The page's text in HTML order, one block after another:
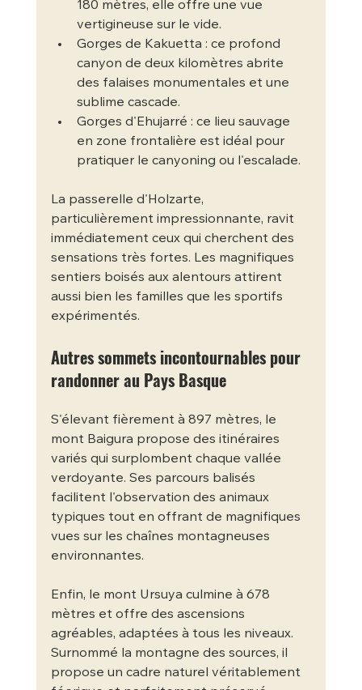
180 mètres, elle offre une vue
vertigineuse sur le vide.
Gorges de Kakuetta : ce profond
canyon de deux kilomètres abrite
des falaises monumentales et une
sublime cascade.
Gorges d'Ehujarré : ce lieu sauvage
en zone frontalière est idéal pour
pratiquer le canyoning ou l'escalade.
La passerelle d'Holzarte,
particulièrement impressionnante, ravit
immédiatement ceux qui cherchent des
sensations très fortes. Les magnifiques
sentiers boisés aux alentours attirent
aussi bien les familles que les sportifs
expérimentés.
Autres sommets incontournables pour
randonner au Pays Basque
S'élevant fièrement à 897 mètres, le
mont Baigura propose des itinéraires
variés qui surplombent chaque vallée
verdoyante. Ses parcours balisés
facilitent l'observation des animaux
typiques tout en offrant de magnifiques
vues sur les chaînes montagneuses
environnantes.
Enfin, le mont Ursuya culmine à 678
mètres et offre des ascensions
agréables, adaptées à tous les niveaux.
Surnommé la montagne des sources, il
propose un cadre naturel véritablement